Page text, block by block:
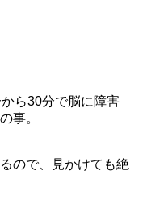
ら30分で脳に障害
事。
ので、見かけても絶